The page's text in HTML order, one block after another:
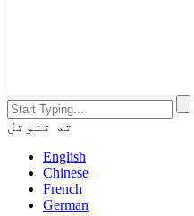
ته ننوتل
English
Chinese
French
German